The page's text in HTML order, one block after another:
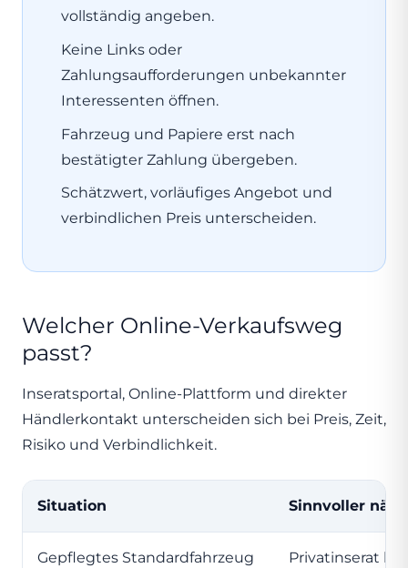
vollständig angeben.
Keine Links oder
Zahlungsaufforderungen unbekannter
Interessenten öffnen.
Fahrzeug und Papiere erst nach
bestätigter Zahlung übergeben.
Schätzwert, vorläufiges Angebot und
verbindlichen Preis unterscheiden.
Welcher Online-Verkaufsweg
passt?
Inseratsportal, Online-Plattform und direkter
Händlerkontakt unterscheiden sich bei Preis, Zeit,
Risiko und Verbindlichkeit.
Situation Sinnvoller
Gepflegtes Standardfahrzeug
Privatinserat